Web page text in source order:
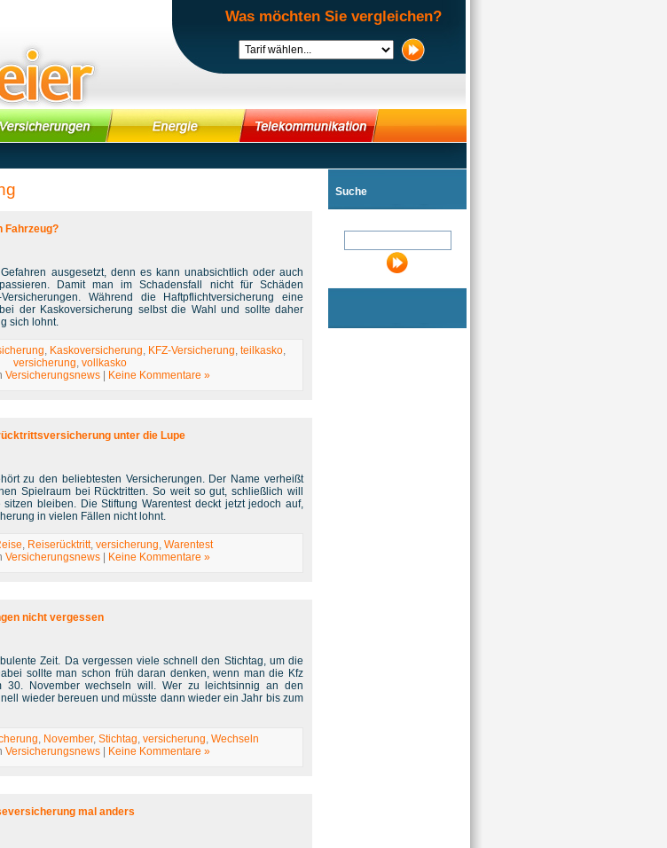
Was möchten Sie vergleichen?
Fahrzeug?
ausgesetzt, denn es kann unabsichtlich oder auch
Damit man im Schadensfall nicht für Schäden
Während die Haftpflichtversicherung eine
der Kaskoversicherung selbst die Wahl und sollte daher
sich lohnt.
, Kaskoversicherung, KFZ-Versicherung, teilkasko,
versicherung, vollkasko
Versicherungsnews Keine Kommentare »
unter die Lupe
zu den beliebtesten Versicherungen. Der Name verheißt
Spielraum bei Rücktritten. So weit so gut, schließlich will
bleiben. Die Stiftung Warentest deckt jetzt jedoch auf,
in vielen Fällen nicht lohnt.
, Reiserücktritt, versicherung, Warentest
Versicherungsnews Keine Kommentare »
nicht vergessen
Zeit. Da vergessen viele schnell den Stichtag, um die
sollte man schon früh daran denken, wenn man die Kfz
30. November wechseln will. Wer zu leichtsinnig an den
wieder bereuen und müsste dann wieder ein Jahr bis zum
, November, Stichtag, versicherung, Wechseln
Versicherungsnews Keine Kommentare »
mal anders
Suche